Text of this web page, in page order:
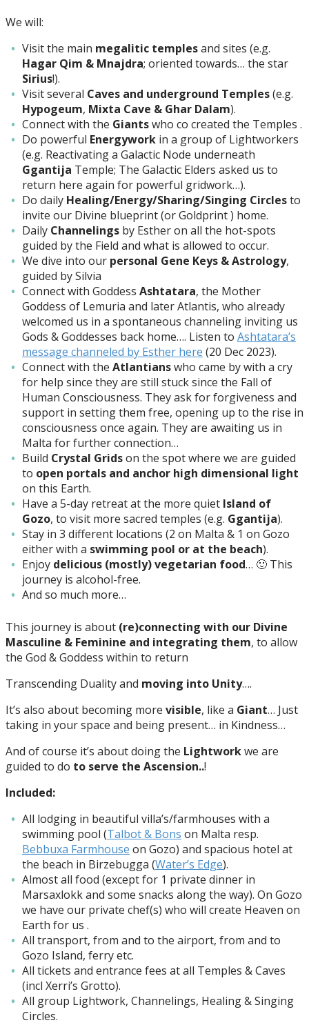
We will:
Visit the main megalitic templesand sites (e.g.
Hagar Qim & Mnajdra; oriented towards… the star
Sirius!).
Visit several Caves and underground Temples(e.g.
Hypogeum, Mixta Cave & Ghar Dalam).
Connect with the Giantswho co created the Temples .
Do powerful Energywork in a group of Lightworkers
(e.g. Reactivating a Galactic Node underneath
Ggantija Temple; The Galactic Elders asked us to
return here again for powerful gridwork…).
Do daily Healing/Energy/Sharing/Singing Circlesto
invite our Divine blueprint (or Goldprint ) home.
Daily Channelings by Esther on all the hot-spots
guided by the Field and what is allowed to occur.
We dive into our personal Gene Keys & Astrology,
guided by Silvia
Connect with Goddess Ashtatara, the Mother
Goddess of Lemuria and later Atlantis, who already
welcomed us in a spontaneous channeling inviting us
Gods & Goddesses back home…. Listen to Ashtatara’s
message channeled by Esther here (20 Dec 2023).
Connect with the Atlantianswho came by with a cry
for help since they are still stuck since the Fall of
Human Consciousness. They ask for forgiveness and
support in setting them free, opening up to the rise in
consciousness once again. They are awaiting us in
Malta for further connection…
Build Crystal Gridson the spot where we are guided
to open portals and anchor high dimensional light
on this Earth.
Have a 5-day retreat at the more quiet Island of
Gozo, to visit more sacred temples (e.g. Ggantija).
Stay in 3 different locations (2 on Malta & 1 on Gozo
either with a swimming pool or at the beach).
Enjoy delicious (mostly) vegetarian food… 🙂 This
journey is alcohol-free.
And so much more…
This journey is about (re)connecting with our Divine
Masculine & Feminine and integrating them, to allow
the God & Goddess within to return
Transcending Duality and moving into Unity….
It’s also about becoming more visible, like a Giant… Just
taking in your space and being present… in Kindness…
And of course it’s about doing the Lightworkwe are
guided to do to serve the Ascension..!
Included:
All lodging in beautiful villa’s/farmhouses with a
swimming pool (Talbot & Bons on Malta resp.
Bebbuxa Farmhouse on Gozo) and spacious hotel at
the beach in Birzebugga (Water’s Edge).
Almost all food (except for 1 private dinner in
Marsaxlokk and some snacks along the way). On Gozo
we have our private chef(s) who will create Heaven on
Earth for us .
All transport, from and to the airport, from and to
Gozo Island, ferry etc.
All tickets and entrance fees at all Temples & Caves
(incl Xerri’s Grotto).
All group Lightwork, Channelings, Healing & Singing
Circles.